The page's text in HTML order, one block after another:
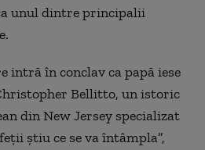
unul dintre principalii
intră în conclav ca papă iese
Bellitto, un istoric
din New Jersey specializat
ştiu ce se va întâmpla”,